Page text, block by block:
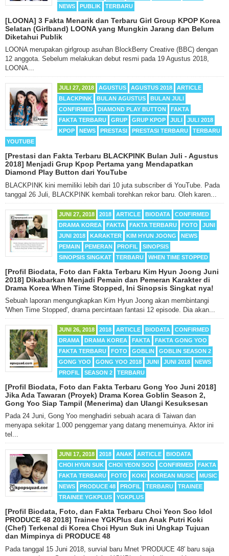
NEWS
PUBLIK TERBARU
[LOONA] 3 Fakta Menarik dan Terbaru Girl Group KPOP Korea
Selatan (Girlband) LOONA yang Mungkin Jarang dan Belum
Diketahui Publik
LOONA merupakan girlgroup asuhan BlockBerry Creative (BBC) dengan
12 anggota. Sebelum melakukan debut resmi pada 19 Agustus 2018,
LOONA...
JULI 27, 2018 AGUSTUS AGUSTUS 2018
ARTICLE
BLACKPINK
BULAN AGUSTUS
BULAN JULI
CONFIRMED
DIAMOND PLAY BUTTON
FAKTA
FAKTA TERBARU
GRUP GRUP KPOP JULI
JULI 2018
KPOP
NEWS PRESTASI PRESTASI TERBARU
TERBARU
YOUTUBE
[Prestasi dan Fakta Terbaru BLACKPINK Bulan Juli - Agustus
2018] Menjadi Grup Kpop Pertama yang Mendapatkan
Diamond Play Button dari YouTube
BLACKPINK kini memiliki lebih dari 10 juta subscriber di YouTube. Pada
tanggal 26 Juli, BLACKPINK kembali torehkan rekor baru. Oleh karen...
JUNI 27, 2018 2018 ARTICLE BIODATA
CONFIRMED
DRAMA KOREA
FAKTA FAKTA TERBARU FOTO
JUNI
JUNI 2018
KARAKTER KIM HYUN JOONG
NEWS
PEMAIN
PEMERAN PROFIL
SINOPSIS
SINOPSIS SINGKAT
TERBARU WHEN TIME STOPPED
[Profil Biodata, Foto dan Fakta Terbaru Kim Hyun Joong Juni
2018] Dikabarkan Menjadi Pemain dan Pemeran Karakter di
Drama Korea When Time Stopped, Ini Sinopsis Singkat nya!
Sebuah laporan mengungkapkan Kim Hyun Joong akan membintangi
'When Time Stopped', drama percintaan fantasi 12 episode. Dia akan...
JUNI 26, 2018 2018 ARTICLE BIODATA
CONFIRMED
DRAMA
DRAMA KOREA FAKTA
FAKTA GONG YOO
FAKTA TERBARU
FOTO GOBLIN
GOBLIN SEASON 2
GONG YOO
GONG YOO 2018 JUNI JUNI 2018
NEWS
PROFIL
SEASON 2 TERBARU
[Profil Biodata, Foto dan Fakta Terbaru Gong Yoo Juni 2018]
Jika Ada Tawaran (Proyek) Drama Korea Goblin Season 2,
Gong Yoo Siap Tampil (Menerima) dan Ulangi Kesuksesan
Pada 24 Juni, Gong Yoo menghadiri sebuah acara di Taiwan dan
menyapa sekitar 1.000 penggemar yang datang menemuinya. Aktor ini
tel...
JUNI 17, 2018 2018 ANAK ARTICLE
BIODATA
CHOI HYUN SUK
CHOI YEON SOO CONFIRMED
FAKTA
FAKTA TERBARU
FOTO KOKI KOREAN MUSIC
MUSIC
NEWS
PRODUCE 48 PROFIL TERBARU
TRAINEE
TRAINEE YGKPLUS
YGKPLUS
[Profil Biodata, Foto, dan Fakta Terbaru Choi Yeon Soo Idol
PRODUCE 48 2018] Trainee YGKPlus dan Anak Putri Koki
(Chef) Terkenal di Korea Choi Hyun Suk ini Ungkap Tujuan
dan Mimpinya di PRODUCE 48
Pada tanggal 15 Juni 2018, survial baru Mnet 'PRODUCE 48' baru saja